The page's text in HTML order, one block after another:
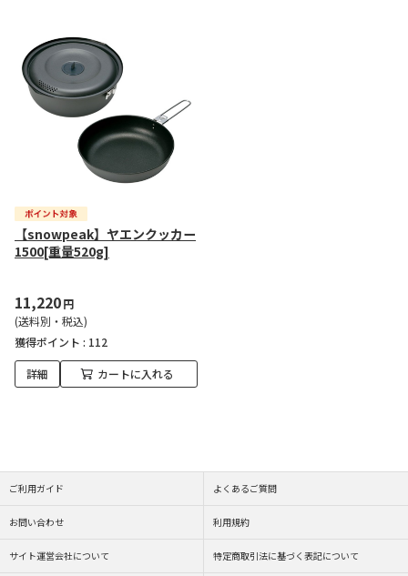
【snowpeak】ヤエンクッカー
1500[重量520g]
11,220円
(送料別・税込)
獲得ポイント : 112
詳細 カートに入れる
ご利用ガイド よくあるご質問
お問い合わせ 利用規約
サイト運営会社について 特定商取引法に基づく表記について